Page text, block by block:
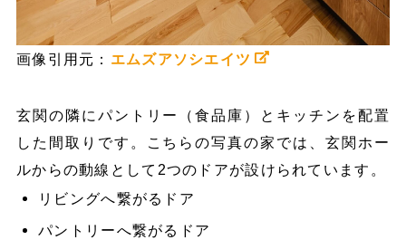
画像引用元： エムズアソシエイツ
玄関の隣にパントリー（食品庫）とキッチンを配置
した間取りです。こちらの写真の家では、玄関ホー
ルからの動線として2つのドアが設けられています。
リビングへ繋がるドア
パントリーへ繋がるドア